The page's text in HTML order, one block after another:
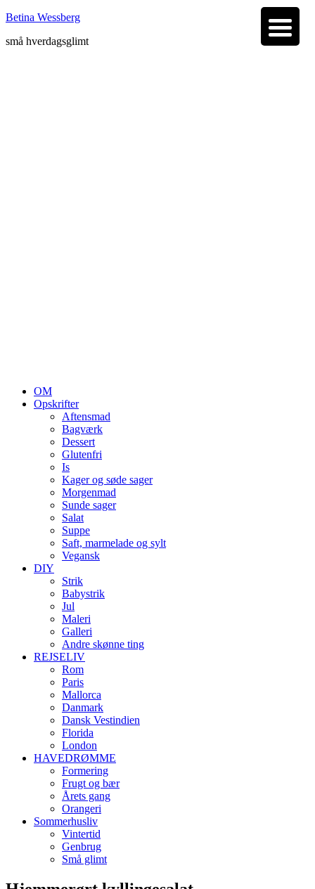
Betina Wessberg
små hverdagsglimt
OM
Opskrifter
Aftensmad
Bagværk
Dessert
Glutenfri
Is
Kager og søde sager
Morgenmad
Sunde sager
Salat
Suppe
Saft, marmelade og sylt
Vegansk
DIY
Strik
Babystrik
Jul
Maleri
Galleri
Andre skønne ting
REJSELIV
Rom
Paris
Mallorca
Danmark
Dansk Vestindien
Florida
London
HAVEDRØMME
Formering
Frugt og bær
Årets gang
Orangeri
Sommerhusliv
Vintertid
Genbrug
Små glimt